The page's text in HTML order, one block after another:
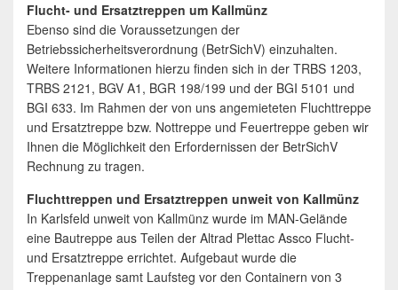
Flucht- und Ersatztreppen um Kallmünz
Ebenso sind die Voraussetzungen der
Betriebssicherheitsverordnung (BetrSichV) einzuhalten.
Weitere Informationen hierzu finden sich in der TRBS 1203,
TRBS 2121, BGV A1, BGR 198/199 und der BGI 5101 und
BGI 633. Im Rahmen der von uns angemieteten Fluchttreppe
und Ersatztreppe bzw. Nottreppe und Feuertreppe geben wir
Ihnen die Möglichkeit den Erfordernissen der BetrSichV
Rechnung zu tragen.
Fluchttreppen und Ersatztreppen unweit von Kallmünz
In Karlsfeld unweit von Kallmünz wurde im MAN-Gelände
eine Bautreppe aus Teilen der Altrad Plettac Assco Flucht-
und Ersatztreppe errichtet. Aufgebaut wurde die
Treppenanlage samt Laufsteg vor den Containern von 3